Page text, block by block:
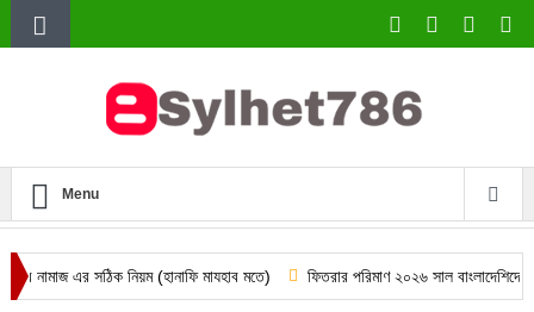
Menu
সঠিক নিয়ম (হানাফি মাযহাব মতে) ফিতরার পরিমাণ ২০২৬ সাল বাংলাদেশিদের জন্য